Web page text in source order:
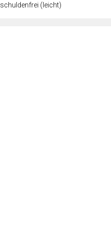
schuldenfrei (leicht)